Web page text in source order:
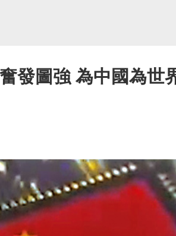
發圖強 為中國為世